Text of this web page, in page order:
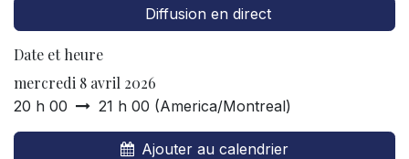
Diffusion en direct
Date et heure
mercredi 8 avril 2026
20 h 00 21 h 00 (America/Montreal)
Ajouter au calendrier